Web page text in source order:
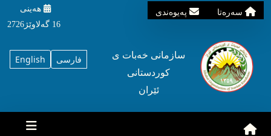
سه‌ره‌تا په‌یوه‌ندی
هه‌ینی
16 گه‌لاوێژ2726
English فارسی
سازمانی خه‌بات ی
کوردستانی
ئێران